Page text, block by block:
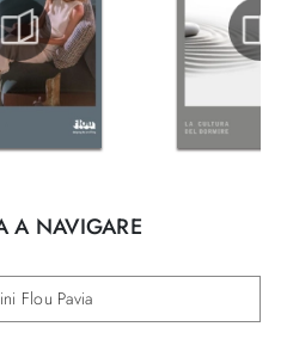
A NAVIGARE
Flou Pavia